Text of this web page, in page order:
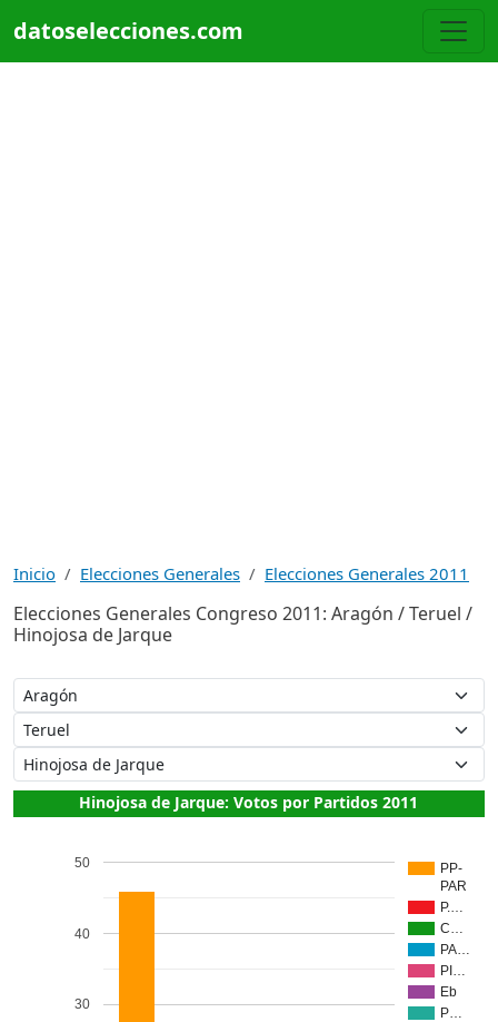
datoselecciones.com
Inicio Elecciones Generales Elecciones Generales 2011
Elecciones Generales Congreso 2011: Aragón / Teruel /
Hinojosa de Jarque
Hinojosa de Jarque: Votos por Partidos 2011
PP-
PAR
P.…
C…
PA…
PI…
Eb
P…
30
40
50